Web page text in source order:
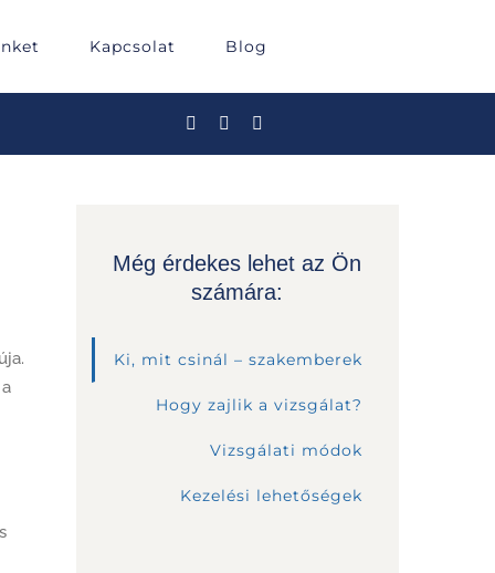
Kapcsolat Blog
Még érdekes lehet az Ön
számára:
Ki, mit csinál – szakemberek
Hogy zajlik a vizsgálat?
Vizsgálati módok
Kezelési lehetőségek